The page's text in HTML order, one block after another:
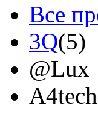
Все
3Q(5)
@Lux
A4tech